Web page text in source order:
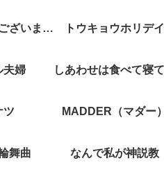
やぶさかではございません トウキョウホリデイ
夫婦
ツ MADDER（マダー）
舞曲 なんで私が神説教